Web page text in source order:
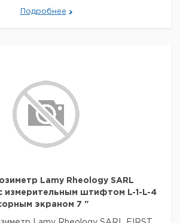
Подробнее
Lamy Rheology SARL
с измерительным штифтом L-1-L-4
экраном 7 "